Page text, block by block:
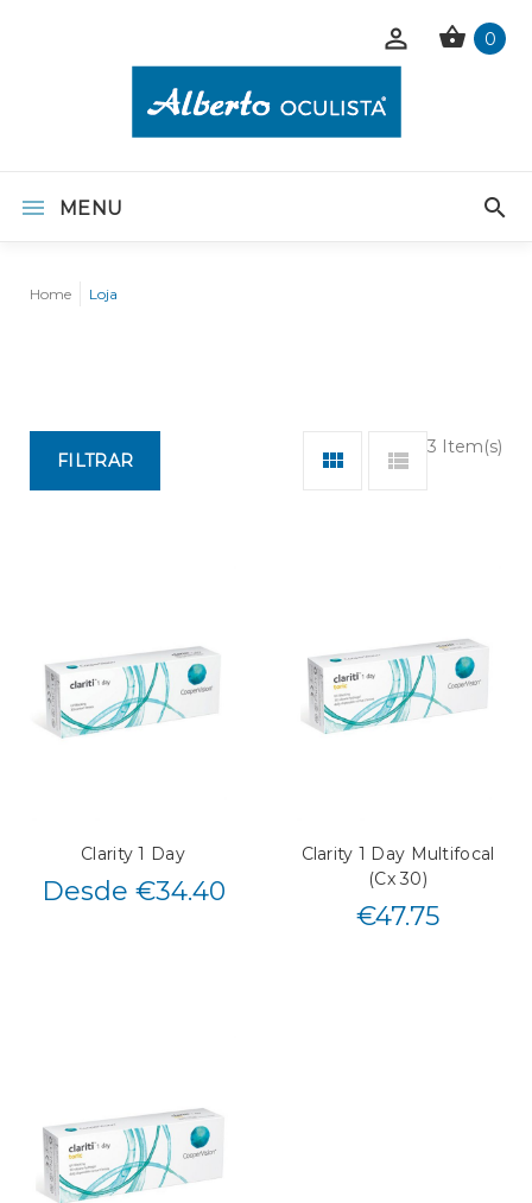
0
MENU
Home Loja
3 Item(s)
FILTRAR
Clarity 1 Day
Desde €34.40
Clarity 1 Day Multifocal
(Cx 30)
€47.75